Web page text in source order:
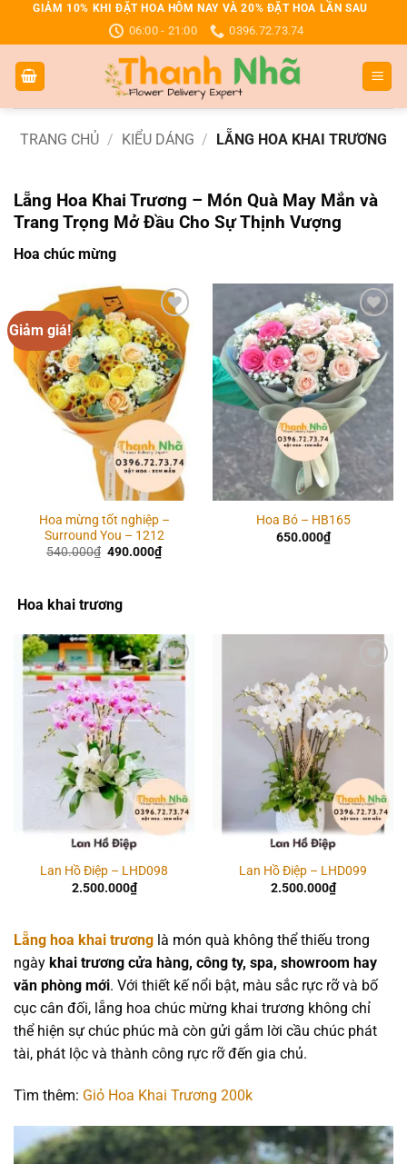
dung
GIẢM 10% KHI ĐẶT HOA HÔM NAY VÀ 20% ĐẶT HOA LẦN SAU
06:00 - 21:00 0396.72.73.74
TRANG CHỦ / KIỂU DÁNG / LẴNG HOA KHAI TRƯƠNG
Lẵng Hoa Khai Trương – Món Quà May Mắn và
Trang Trọng Mở Đầu Cho Sự Thịnh Vượng
Hoa chúc mừng
Giảm giá!
Add to
wishlist
Hoa mừng tốt nghiệp –
Surround You – 1212
540.000₫ Giá
490.000₫Giá
hiện
Add to
wishlist
Hoa Bó – HB165
650.000₫
Hoa khai trương
Add to
wishlist
Lan Hồ Điệp – LHD098
2.500.000₫
wishlist
Lan Hồ Điệp – LHD099
2.500.000₫
Lẵng hoa khai trương là món quà không thể thiếu trong
ngày khai trương cửa hàng, công ty, spa, showroom hay
văn phòng mới. Với thiết kế nổi bật, màu sắc rực rỡ và bố
cục cân đối, lẵng hoa chúc mừng khai trương không chỉ
thể hiện sự chúc phúc mà còn gửi gắm lời cầu chúc phát
tài, phát lộc và thành công rực rỡ đến gia chủ.
Tìm thêm: Giỏ Hoa Khai Trương 200k